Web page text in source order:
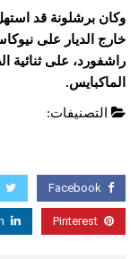
وكان برشلونة قد
راشفورد، على
الماكبايس.
التصنيفات:
Facebook
Pinterest